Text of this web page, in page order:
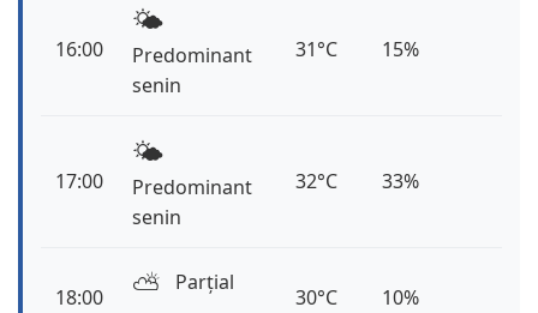
16:00
🌤️
Predominant
senin
31°C 15%
17:00
🌤️
Predominant
senin
32°C 33%
18:00 ⛅️
Parțial
30°C 10%